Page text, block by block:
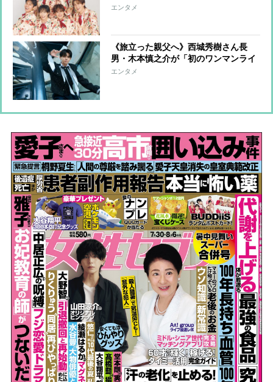
MATSURIの「意外な素顔」をインタ
エンタメ
《旅立った親父へ》西城秀樹さん長
男・木本慎之介が「初のワンマンライ
ブ」開催「皆さんを夢中にさせます」
エンタメ